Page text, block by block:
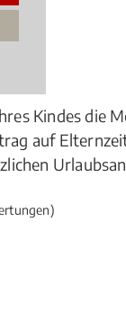
Kindes die
auf